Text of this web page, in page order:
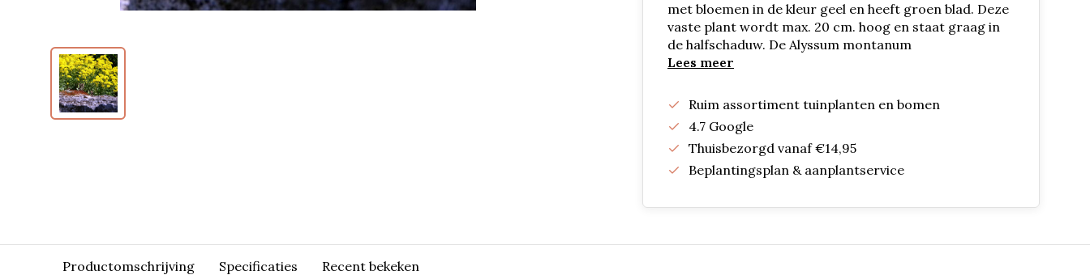
met bloemen in de kleur geel en heeft groen blad. Deze
vaste plant wordt max. 20 cm. hoog en staat graag in
de halfschaduw. De Alyssum montanum
Lees meer
Ruim assortiment tuinplanten en bomen
4.7 Google
Thuisbezorgd vanaf €14,95
Beplantingsplan & aanplantservice
Productomschrijving Specificaties Recent bekeken